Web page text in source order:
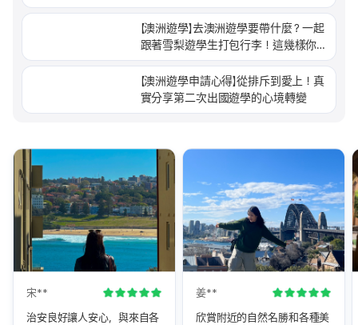
【澳洲遊學】去澳洲遊學要帶什麼？一起
跟著雪梨遊學生打包行李！這幾樣你一
定要帶！
【澳洲遊學申請心得】從排斥到愛上！真
實分享第二次出國遊學的心境轉變
宋**
治安良好讓人安心，與來自各
姜**
欣賞附近的自然名勝和各種美